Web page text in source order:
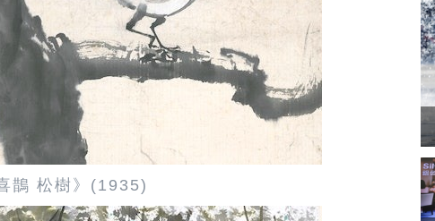
鵲 松樹》(1935)